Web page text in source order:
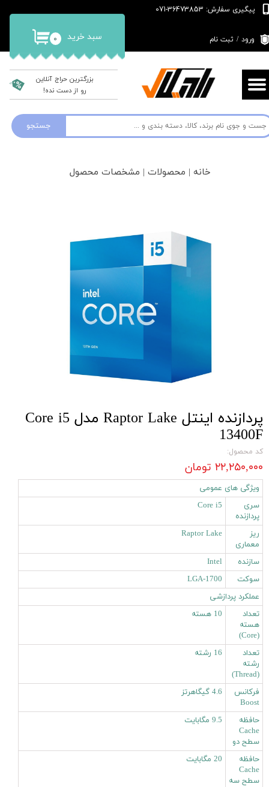
جستجو
پیگیری سفارش: 36473853-071
۰ سبد خرید ورود / ثبت نام
تغییر گذر واژه
سفارشات
بزرگترین حراج آنلاین
رو از دست نده!
خانه | محصولات | مشخصات محصول
پردازنده اینتل Raptor Lake مدل Core i5
13400F
کد محصول:
۲۲,۲۵۰,۰۰۰ تومان
ویژگی های عمومی
سری
پردازنده
Core i5
ریز
معماری
Raptor Lake
سازنده
Intel
سوکت
LGA-1700
عملکرد پردازشی
تعداد
هسته
(Core)
10 هسته
تعداد
رشته
(Thread)
16 رشته
فرکانس
Boost
4.6 گیگاهرتز
حافظه
Cache
سطح دو
9.5 مگابایت
حافظه
Cache
سطح سه
20 مگابایت